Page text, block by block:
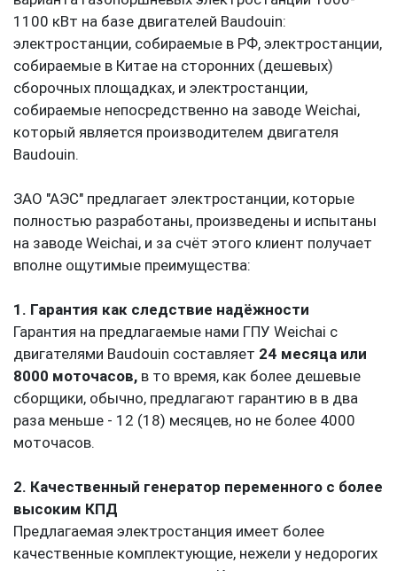
В настоящее время на рынке РФ существует три
варианта газопоршневых электростанций 1000-
1100 кВт на базе двигателей Baudouin:
электростанции, собираемые в РФ, электростанции,
собираемые в Китае на сторонних (дешевых)
сборочных площадках, и электростанции,
собираемые непосредственно на заводе Weichai,
Baudouin.
ЗАО "АЭС" предлагает электростанции, которые
полностью разработаны, произведены и испытаны
вполне ощутимые преимущества:
1. Гарантия как следствие надёжности
Гарантия на предлагаемые нами ГПУ Weichai с
двигателями Baudouin составляет24 месяца или
8000 моточасов,в то время, как более дешевые
сборщики, обычно, предлагают гарантию в в два
моточасов.
2. Качественный генератор переменного с более
высоким КПД